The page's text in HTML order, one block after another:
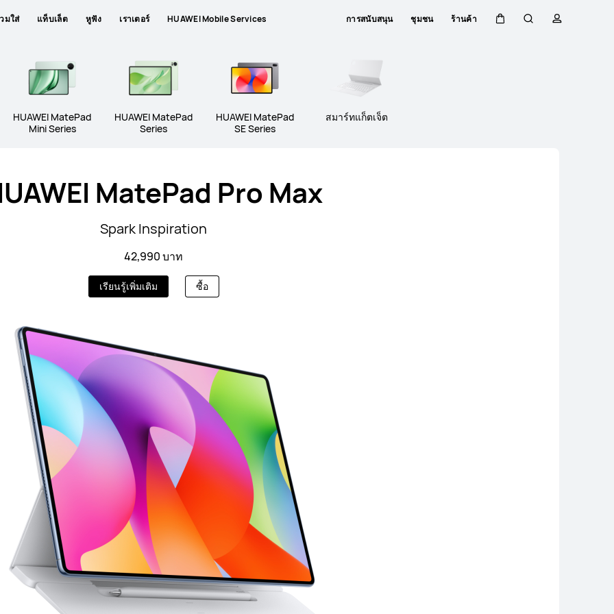
มใส่ แท็บเล็ต หูฟัง เราเตอร์ HUAWEI Mobile Services การสนับสนุน ชุมชน ร้านค้า
HUAWEI MatePad
Mini Series
HUAWEI MatePad
Series
HUAWEI MatePad
SE Series
สมาร์ทแก็ตเจ็ต
MatePad Pro Max
Spark Inspiration
42,990 บาท
เรียนรู้เพิ่มเติม ซื้อ
HUAWEI MatePad Mini Series HUAWEI MatePad Series
Pro Series